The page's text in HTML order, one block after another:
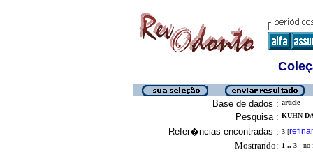
Base de dados : article
Pesquisa : KUHN-
Refer�ncias encontradas : 3 [refinar
Mostrando: 1 .. 3 no